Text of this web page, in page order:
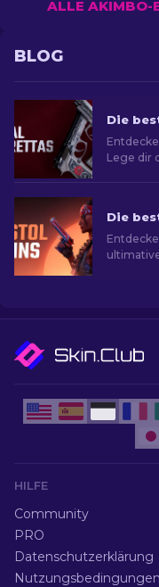
ALLE AKIMBO-
BLOG
Lege dir
HILFE
Community
PRO
Datenschutzerklärung
Nutzungsbedingungen